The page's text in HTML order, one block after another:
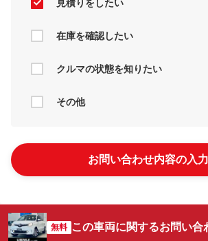
見積りをしたい
在庫を確認したい
クルマの状態を知りたい
その他
お問い合わせ内容の入
無料 この車両に関するお問い合